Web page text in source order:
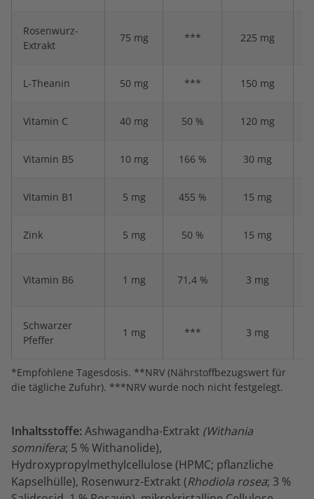
Rosenwurz-
Extrakt
75 mg *** 225 mg
L-Theanin 50 mg *** 150 mg
Vitamin C 40 mg 50 % 120 mg
Vitamin B5 10 mg 166 % 30 mg
Vitamin B1 5 mg 455 % 15 mg
Zink 5 mg 50 % 15 mg
Vitamin B6 1 mg 71,4 % 3 mg
Schwarzer
Pfeffer
1 mg *** 3 mg
*Empfohlene Tagesdosis. **NRV (Nährstoffbezugswert für
die tägliche Zufuhr). ***NRV wurde noch nicht festgelegt.
Inhaltsstoffe: Ashwagandha-Extrakt (Withania
somnifera; 5 % Withanolide),
Hydroxypropylmethylcellulose (HPMC; pflanzliche
Kapselhülle), Rosenwurz-Extrakt (Rhodiola rosea; 3 %